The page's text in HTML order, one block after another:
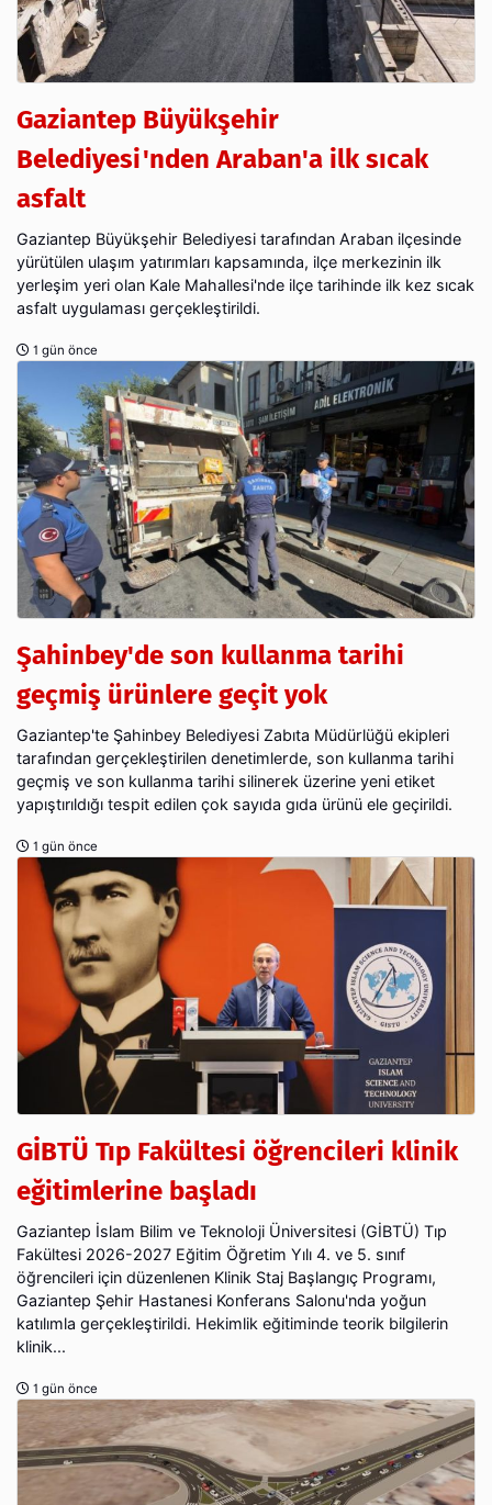
Gaziantep Büyükşehir
Belediyesi'nden Araban'a ilk sıcak
asfalt
Gaziantep Büyükşehir Belediyesi tarafından Araban ilçesinde
yürütülen ulaşım yatırımları kapsamında, ilçe merkezinin ilk
yerleşim yeri olan Kale Mahallesi'nde ilçe tarihinde ilk kez sıcak
asfalt uygulaması gerçekleştirildi.
1 gün önce
Şahinbey'de son kullanma tarihi
geçmiş ürünlere geçit yok
Gaziantep'te Şahinbey Belediyesi Zabıta Müdürlüğü ekipleri
tarafından gerçekleştirilen denetimlerde, son kullanma tarihi
geçmiş ve son kullanma tarihi silinerek üzerine yeni etiket
yapıştırıldığı tespit edilen çok sayıda gıda ürünü ele geçirildi.
1 gün önce
GİBTÜ Tıp Fakültesi öğrencileri klinik
eğitimlerine başladı
Gaziantep İslam Bilim ve Teknoloji Üniversitesi (GİBTÜ) Tıp
Fakültesi 2026-2027 Eğitim Öğretim Yılı 4. ve 5. sınıf
öğrencileri için düzenlenen Klinik Staj Başlangıç Programı,
Gaziantep Şehir Hastanesi Konferans Salonu'nda yoğun
katılımla gerçekleştirildi. Hekimlik eğitiminde teorik bilgilerin
klinik...
1 gün önce